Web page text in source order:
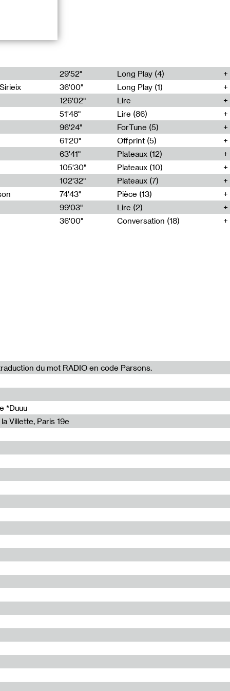
du texte
dont il est
du
de
de la
pour
cette dérive
de sciences-
et le
29'52"
Long Play (4)
36'00"
Long Play (1)
126'02"
Lire
51'48"
Lire (86)
96'24"
ForTune (5)
61'20"
Offprint (5)
63'41"
Plateaux (12)
105'30"
Plateaux (10)
102'32"
Plateaux (7)
74'43"
Pièce (13)
99'03"
Lire (2)
36'00" Conversation (18)
du mot RADIO en code Parsons.
*Duuu
Villette, Paris 19e